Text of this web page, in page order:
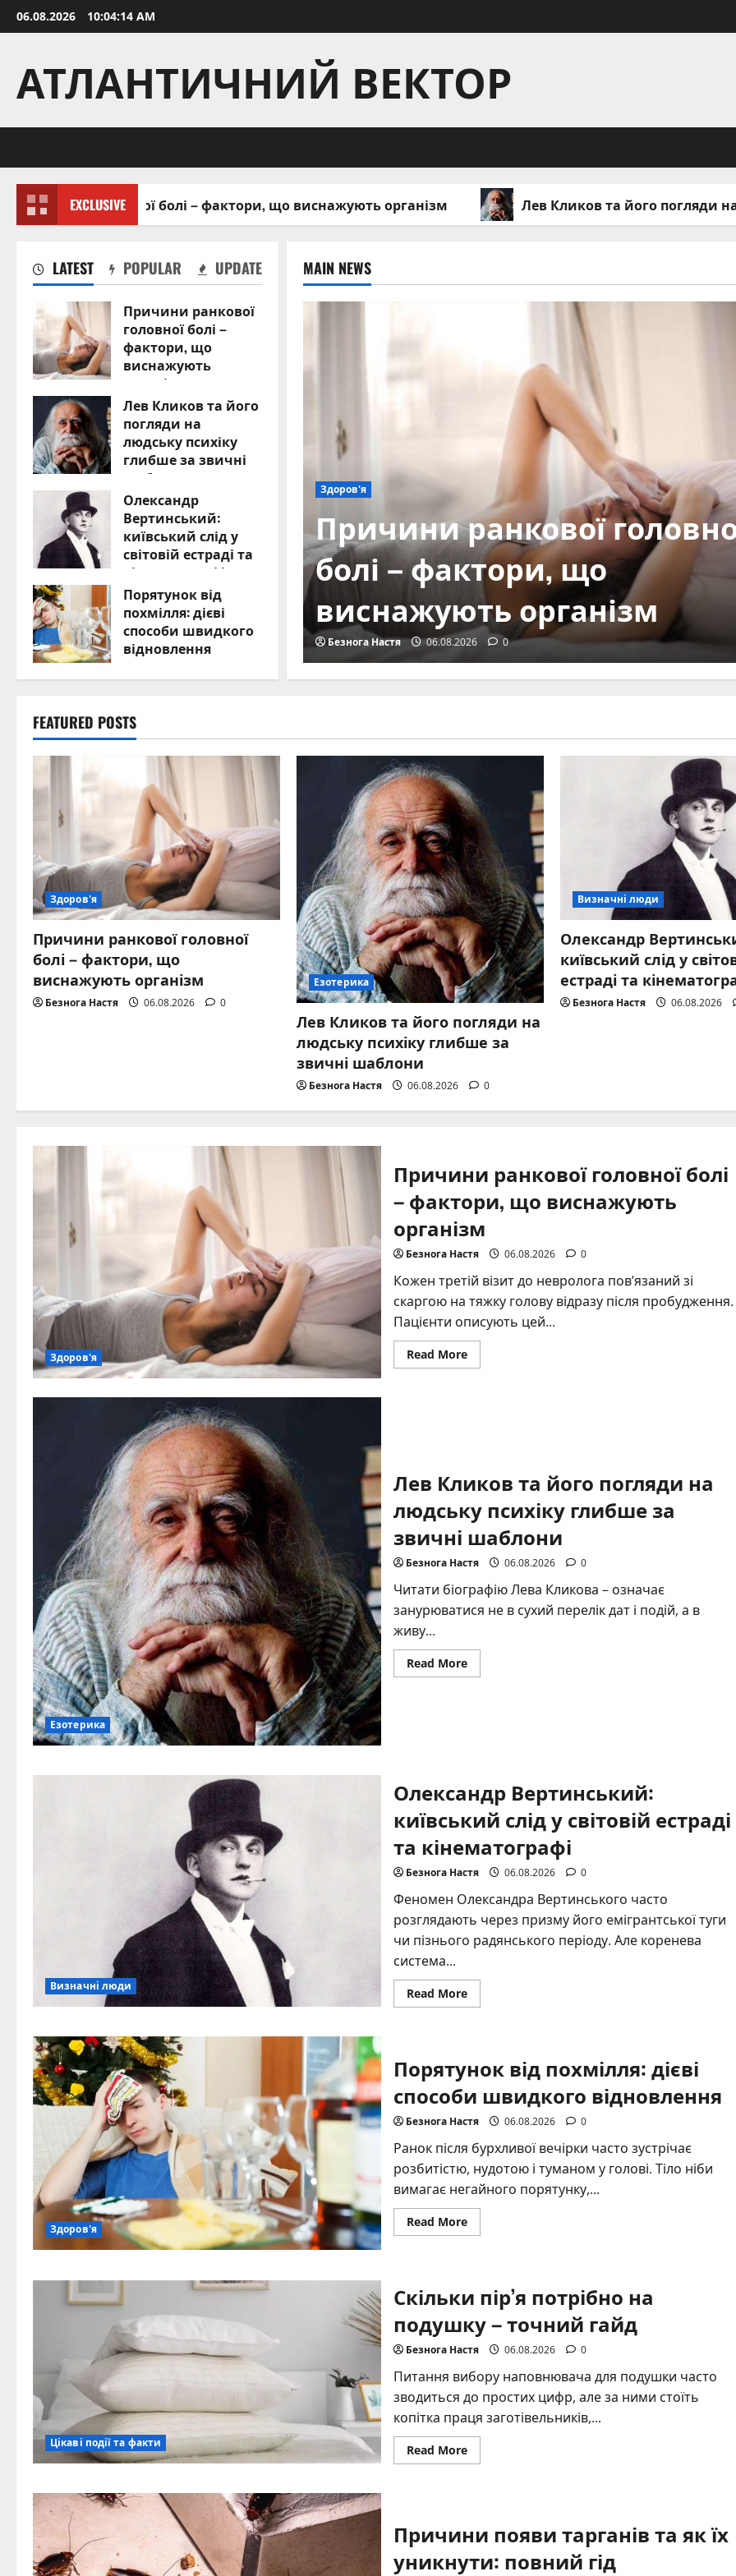
Skip
to
06.08.2026 10:04:16 AM
АТЛАНТИЧНИЙ ВЕКТОР
EXCLUSIVE
болі – фактори, що виснажують організм Лев Кликов та його погляди на людську
LATEST POPULAR UPDATE
Причини ранкової
головної болі –
фактори, що
виснажують
організм
06.08.2026 0
Лев Кликов та його
погляди на
людську психіку
глибше за звичні
шаблони
06.08.2026
Олександр
Вертинський:
київський слід у
світовій естраді та
кінематографі
06.08.2026 0
Порятунок від
похмілля: дієві
способи швидкого
відновлення
MAIN NEWS
головної
що
Езотерика
Лев Кликов та його
на людську психіку
звичні шаблони
Безнога Настя 06.08.2026 0
FEATURED POSTS
Здоров'я
Причини ранкової головної
болі – фактори, що
виснажують організм
Безнога Настя 06.08.2026 0
Езотерика
Лев Кликов та його погляди на
людську психіку глибше за
звичні шаблони
Безнога Настя 06.08.2026 0
Визначні люди
Олександр
київський слід у
естраді та
Безнога Настя 06.08.2026
Здоров'я
Причини ранкової головної болі
– фактори, що виснажують
організм
Безнога Настя 06.08.2026 0
Кожен третій візит до невролога пов’язаний зі
скаргою на тяжку голову відразу після пробудження.
Пацієнти описують цей...
Read MoreRead
more
організм
Езотерика
Лев Кликов та його погляди на
людську психіку глибше за
звичні шаблони
Безнога Настя 06.08.2026 0
Читати біографію Лева Кликова – означає
занурюватися не в сухий перелік дат і подій, а в
живу...
Read MoreRead
more
глибше
за
звичні
шаблони
Визначні люди
Олександр Вертинський:
київський слід у світовій естраді
та кінематографі
Безнога Настя 06.08.2026 0
Феномен Олександра Вертинського часто
розглядають через призму його емігрантської туги
чи пізнього радянського періоду. Але коренева
система...
Read MoreRead
more
у
естраді
та
кінематографі
Здоров'я
Порятунок від похмілля: дієві
способи швидкого відновлення
Безнога Настя 06.08.2026 0
Ранок після бурхливої вечірки часто зустрічає
розбитістю, нудотою і туманом у голові. Тіло ніби
вимагає негайного порятунку,...
Read MoreRead
more
способи
швидкого
відновлення
Цікаві події та факти
Скільки пір’я потрібно на
подушку – точний гайд
Безнога Настя 06.08.2026 0
Питання вибору наповнювача для подушки часто
зводиться до простих цифр, але за ними стоїть
копітка праця заготівельників,...
Read MoreRead
more
подушку
–
гайд
Причини появи тарганів та як їх
уникнути: повний гід